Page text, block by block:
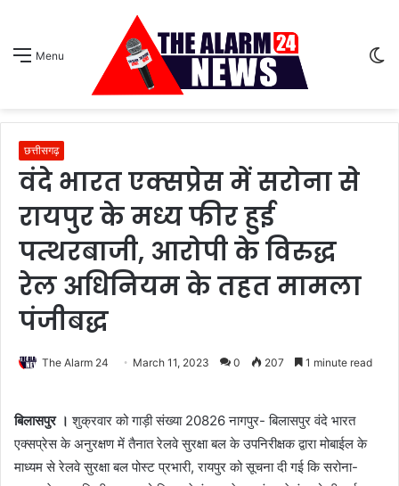
Menu
छत्तीसगढ़
वंदे भारत एक्सप्रेस में सरोना से
रायपुर के मध्य फीर हुई
पत्थरबाजी, आरोपी के विरुद्ध
रेल अधिनियम के तहत मामला
पंजीबद्ध
The Alarm 24 March 11, 2023 0 207 1 minute read
बिलासपुर । शुक्रवार को गाड़ी संख्या 20826 नागपुर- बिलासपुर वंदे भारत
एक्सप्रेस के अनुरक्षण में तैनात रेलवे सुरक्षा बल के उपनिरीक्षक द्वारा मोबाईल के
माध्यम से रेलवे सुरक्षा बल पोस्ट प्रभारी, रायपुर को सूचना दी गई कि सरोना-